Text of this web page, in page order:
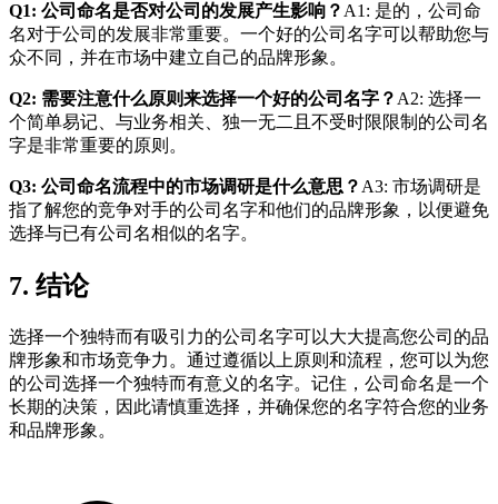
Q1: 公司命名是否对公司的发展产生影响？ A1: 是的，公司命
名对于公司的发展非常重要。一个好的公司名字可以帮助您与
众不同，并在市场中建立自己的品牌形象。
Q2: 需要注意什么原则来选择一个好的公司名字？ A2: 选择一
个简单易记、与业务相关、独一无二且不受时限限制的公司名
字是非常重要的原则。
Q3: 公司命名流程中的市场调研是什么意思？ A3: 市场调研是
指了解您的竞争对手的公司名字和他们的品牌形象，以便避免
选择与已有公司名相似的名字。
7. 结论
选择一个独特而有吸引力的公司名字可以大大提高您公司的品
牌形象和市场竞争力。通过遵循以上原则和流程，您可以为您
的公司选择一个独特而有意义的名字。记住，公司命名是一个
长期的决策，因此请慎重选择，并确保您的名字符合您的业务
和品牌形象。